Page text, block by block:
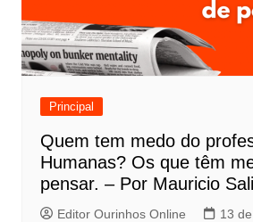
Principal
Quem tem medo do
Humanas? Os que têm
pensar. – Por Mauricio
Editor Ourinhos Online 13